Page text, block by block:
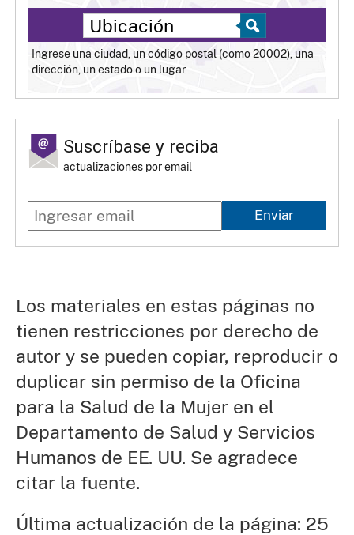
Ingrese una ciudad, un código postal (como 20002), una
dirección, un estado o un lugar
Suscríbase y reciba
actualizaciones por email
Enviar
Los materiales en estas páginas no
tienen restricciones por derecho de
autor y se pueden copiar, reproducir o
duplicar sin permiso de la Oficina
para la Salud de la Mujer en el
Departamento de Salud y Servicios
Humanos de EE. UU. Se agradece
citar la fuente.
Última actualización de la página: 25